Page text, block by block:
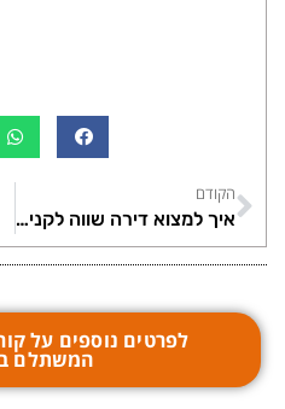
הקודם
איך למצוא דירה שווה לקנייה
לפרטים נוספים על
המשתלם